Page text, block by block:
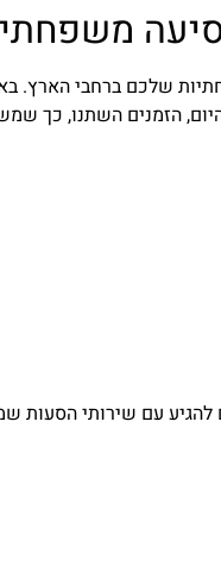
המשפחתיות שלכם
הזמנים השתנו, כך
עם שירותי